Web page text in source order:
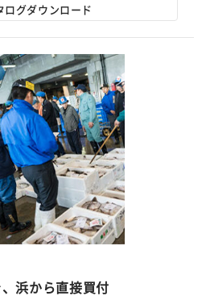
ログダウンロード
浜から直接買付